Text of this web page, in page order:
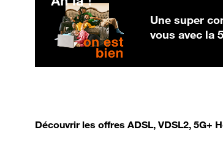
Une super
vous avec la
Découvrir les offres ADSL, VDSL2, 5G+